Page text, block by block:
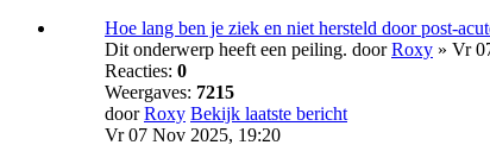
Hoe lang ben je ziek en niet hersteld door post-
Dit onderwerp heeft een peiling. doorRoxy » Vr
Reacties: 0
Weergaves: 7215
doorRoxy Bekijk laatste bericht
Vr 07 Nov 2025, 19:20